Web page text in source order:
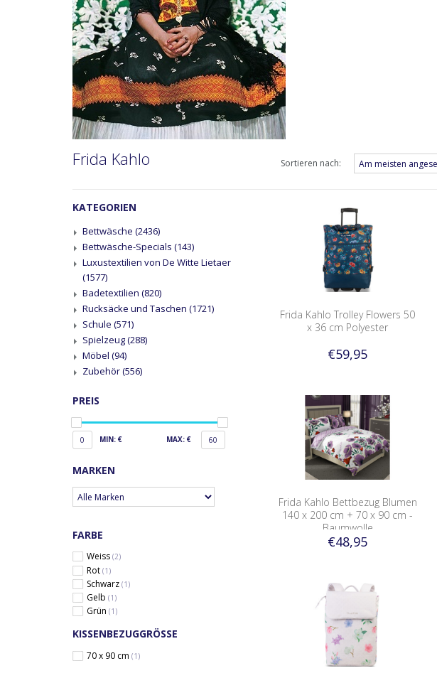
Frida Kahlo Sortieren nach:
KATEGORIEN
Bettwäsche (2436)
Bettwäsche-Specials (143)
Luxustextilien von De Witte Lietaer
(1577)
Badetextilien (820)
Rucksäcke und Taschen (1721)
Schule (571)
Spielzeug(288)
Möbel (94)
Zubehör(556)
PREIS
0 MIN: € MAX: € 60
MARKEN
FARBE
Weiss (2)
Rot (1)
Schwarz (1)
Gelb (1)
Grün (1)
KISSENBEZUGGRÖSSE
70 x 90 cm (1)
Frida Kahlo Trolley Flowers 50
x 36 cm Polyester
€59,95
Frida Kahlo Bettbezug Blumen
140 x 200 cm + 70 x 90 cm -
Baumwolle
€48,95